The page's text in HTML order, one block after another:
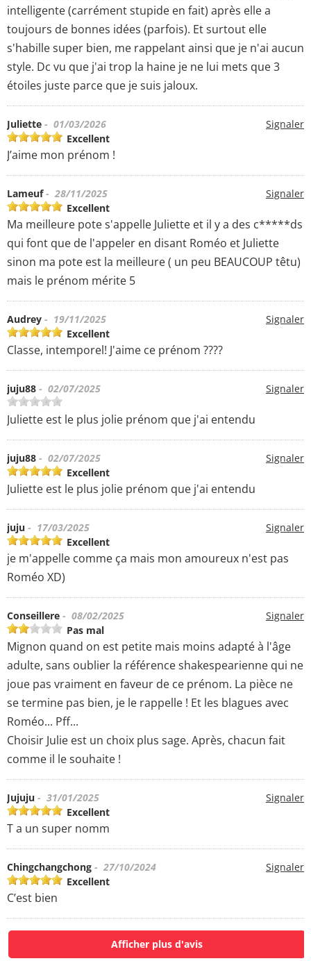
intelligente (carrément stupide en fait) après elle a
toujours de bonnes idées (parfois). Et surtout elle
s'habille super bien, me rappelant ainsi que je n'ai aucun
style. Dc vu que j'ai trop la haine je ne lui mets que 3
étoiles juste parce que je suis jaloux.
Signaler
Juliette - 01/03/2026
Excellent
J’aime mon prénom !
Signaler
Lameuf- 28/11/2025
Excellent
Ma meilleure pote s'appelle Juliette et il y a des c*****ds
qui font que de l'appeler en disant Roméo et Juliette
sinon ma pote est la meilleure ( un peu BEAUCOUP têtu)
mais le prénom mérite 5
Signaler
Audrey - 19/11/2025
Excellent
Classe, intemporel! J'aime ce prénom ????
Signaler
juju88 - 02/07/2025
Juliette est le plus jolie prénom que j'ai entendu
Signaler
juju88 - 02/07/2025
Excellent
Juliette est le plus jolie prénom que j'ai entendu
Signaler
juju - 17/03/2025
Excellent
je m'appelle comme ça mais mon amoureux n'est pas
Roméo XD)
Signaler
Conseillere - 08/02/2025
Pas mal
Mignon quand on est petite mais moins adapté à l'âge
adulte, sans oublier la référence shakespearienne qui ne
joue pas vraiment en faveur de ce prénom. La pièce ne
se termine pas bien, je le rappelle ! Et les blagues avec
Roméo... Pff...
Choisir Julie est un choix plus sage. Après, chacun fait
comme il le souhaite !
Signaler
Jujuju - 31/01/2025
Excellent
T a un super nomm
Signaler
Chingchangchong - 27/10/2024
Excellent
C’est bien
Afficher plus d'avis